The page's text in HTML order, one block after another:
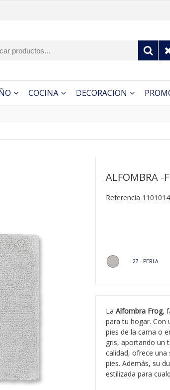
COCINA DECORACION
ALFOMBRA -
Referencia 1101014
27 - PERLA
La Alfombra Frog,
para tu hogar. Con
pies de la cama o
gris, aportando un
calidad, ofrece
pies. Además, su
estilizada para